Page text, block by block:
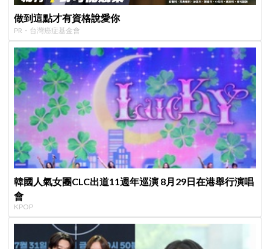
做到這點才有資格說愛你
PR・台灣癌症基金會
韓國人氣女團CLC出道11週年巡演 8月29日在港舉行演唱
會
KPOP